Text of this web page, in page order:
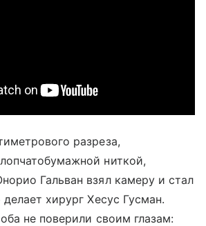
разреза,
ниткой,
Гальван взял камеру и стал
хирург Хесус Гусман.
не поверили своим глазам: